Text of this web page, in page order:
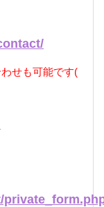
せも可能です(